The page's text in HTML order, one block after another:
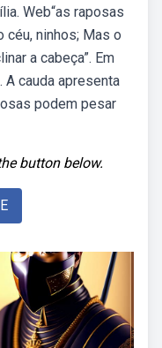
Web“as raposas
ninhos; Mas o
a cabeça”. Em
cauda apresenta
podem pesar
button below.